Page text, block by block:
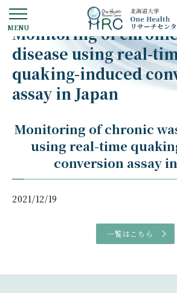
Monitoring of
disease using real-
quaking-induced
assay in Japan
Monitoring of chronic
using real-time
conversion assay
2021/12/19
一覧はこちら